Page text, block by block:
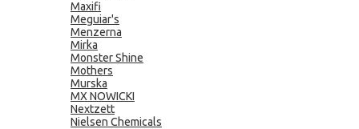
Maxifi
Meguiar's
Menzerna
Mirka
Monster Shine
Mothers
Murska
MX NOWICKI
Nextzett
Nielsen Chemicals